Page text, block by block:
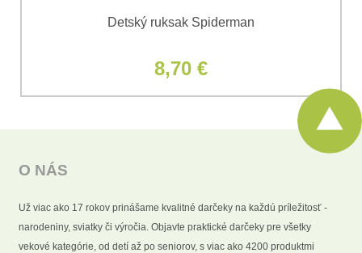
Detský ruksak Spiderman
8,70 €
O NÁS
Už viac ako 17 rokov prinášame kvalitné darčeky na každú príležitosť -
narodeniny, sviatky či výročia. Objavte praktické darčeky pre všetky
vekové kategórie, od detí až po seniorov, s viac ako 4200 produktmi